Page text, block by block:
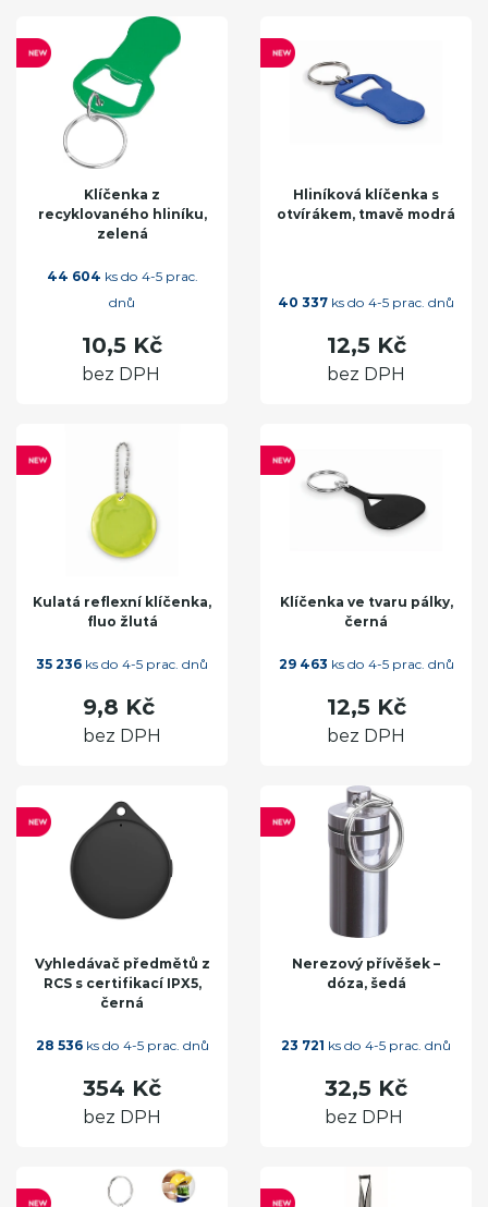
Klíčenka z
recyklovaného hliníku,
zelená
44 604 ks do 4-5 prac.
dnů
10,5 Kč
bez DPH
Hliníková klíčenka s
otvírákem, tmavě modrá
40 337 ks do 4-5 prac. dnů
12,5 Kč
bez DPH
Kulatá reflexní klíčenka,
fluo žlutá
35 236 ks do 4-5 prac. dnů
9,8 Kč
bez DPH
Klíčenka ve tvaru pálky,
černá
29 463 ks do 4-5 prac. dnů
12,5 Kč
bez DPH
Vyhledávač předmětů z
RCS s certifikací IPX5,
černá
28 536ks do 4-5 prac. dnů
354 Kč
bez DPH
Nerezový přívěšek –
dóza, šedá
23 721 ks do 4-5 prac. dnů
32,5 Kč
bez DPH